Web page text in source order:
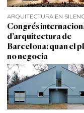
ARQUITECTURA EN
Congrés
d’arquitectura de
Barcelona: quan el
no negocia